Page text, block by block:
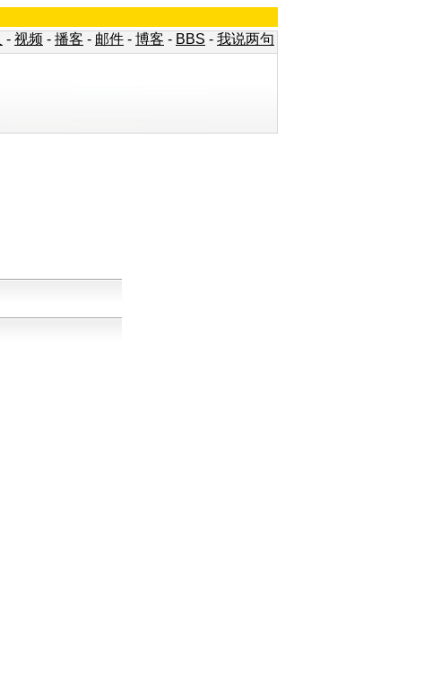
- 视频 - 播客 - 邮件 - 博客 - BBS - 我说两句